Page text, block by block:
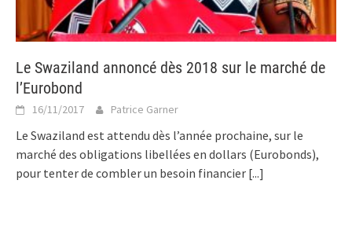
Le Swaziland annoncé dès 2018 sur le marché de
l’Eurobond
16/11/2017 Patrice Garner
Le Swaziland est attendu dès l’année prochaine, sur le
marché des obligations libellées en dollars (Eurobonds),
pour tenter de combler un besoin financier [...]